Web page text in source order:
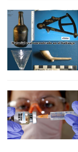
Magna
aliqua
ut
enim
ad
18
SEP,
2018